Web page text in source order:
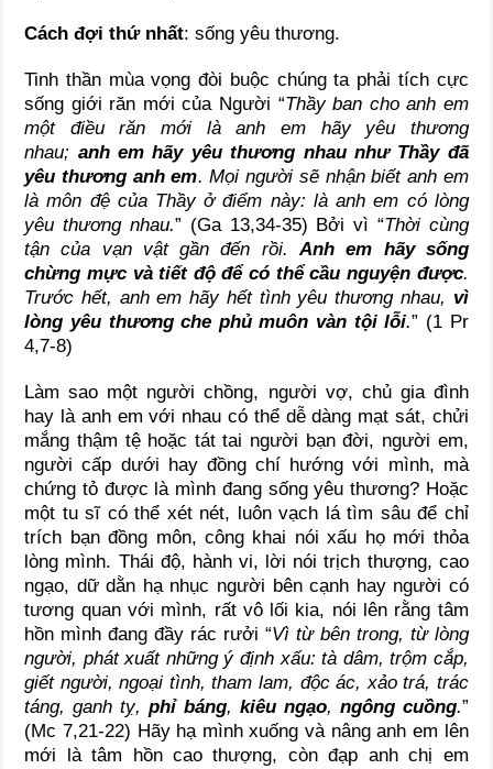
Cách đợi thứ nhất: sống yêu thương.
Tinh thần mùa vọng đòi buộc chúng ta phải tích cực
sống giới răn mới của Người “Thầy ban cho anh em
một điều răn mới là anh em hãy yêu thương
nhau; anh em hãy yêu thương nhau như Thầy đã
yêu thương anh em. Mọi người sẽ nhận biết anh em
là môn đệ của Thầy ở điểm này: là anh em có lòng
yêu thương nhau.” (Ga 13,34-35) Bởi vì “Thời cùng
tận của vạn vật gần đến rồi.Anh em hãy sống
chừng mực và tiết độ để có thể cầu nguyện được.
Trước hết, anh em hãy hết tình yêu thương nhau, vì
lòng yêu thương che phủ muôn vàn tội lỗi.” (1 Pr
4,7-8)
Làm sao một người chồng, người vợ, chủ gia đình
hay là anh em với nhau có thể dễ dàng mạt sát, chửi
mắng thậm tệ hoặc tát tai người bạn đời, người em,
người cấp dưới hay đồng chí hướng với mình, mà
chứng tỏ được là mình đang sống yêu thương? Hoặc
một tu sĩ có thể xét nét, luôn vạch lá tìm sâu để chỉ
trích bạn đồng môn, công khai nói xấu họ mới thỏa
lòng mình. Thái độ, hành vi, lời nói trịch thượng, cao
ngạo, dữ dằn hạ nhục người bên cạnh hay người có
tương quan với mình, rất vô lối kia, nói lên rằng tâm
hồn mình đang đầy rác rưởi “Vì từ bên trong, từ lòng
người, phát xuất những ý định xấu: tà dâm, trộm cắp,
giết người, ngoại tình, tham lam, độc ác, xảo trá, trác
táng, ganh tỵ,phỉ báng, kiêu ngạo, ngông cuồng.”
(Mc 7,21-22) Hãy hạ mình xuống và nâng anh em lên
mới là tâm hồn cao thượng, còn đạp anh chị em